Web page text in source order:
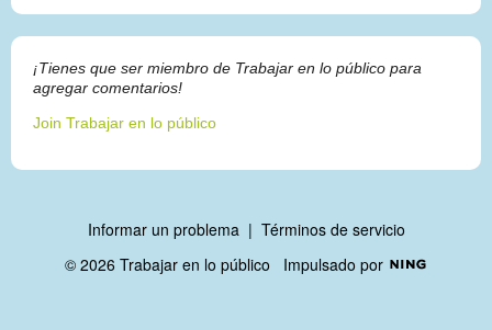
¡Tienes que ser miembro de Trabajar en lo público para
agregar comentarios!
Join Trabajar en lo público
Informar un problema | Términos de servicio
© 2026 Trabajar en lo público Impulsado por